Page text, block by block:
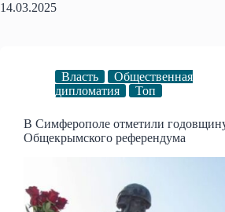
14.03.2025
Власть
Общественная
дипломатия
Топ
В Симферополе отметили
Общекрымского референдума